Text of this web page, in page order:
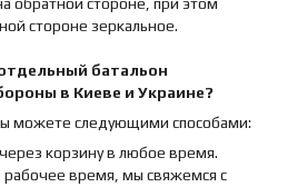
стороне зеркальное.
батальон
в Киеве и Украине?
можете следующими способами:
корзину в любое время.
рабочее время, мы свяжемся с